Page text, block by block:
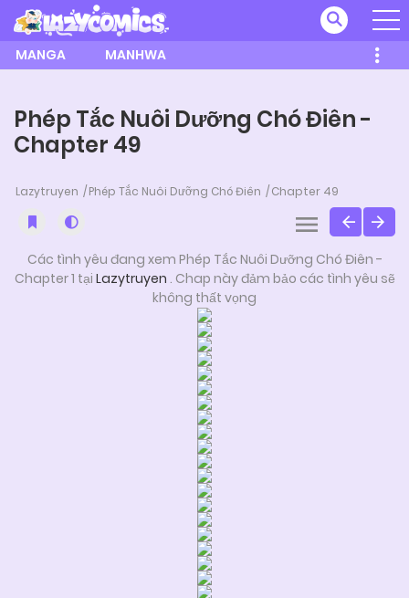
MANGA MANHWA
Phép Tắc Nuôi Dưỡng Chó Điên -
Chapter 49
Lazytruyen Phép Tắc Nuôi Dưỡng Chó Điên Chapter 49
Các tình yêu đang xem Phép Tắc Nuôi Dưỡng Chó Điên -
Chapter 1 tại Lazytruyen . Chap này đảm bảo các tình yêu sẽ
không thất vọng